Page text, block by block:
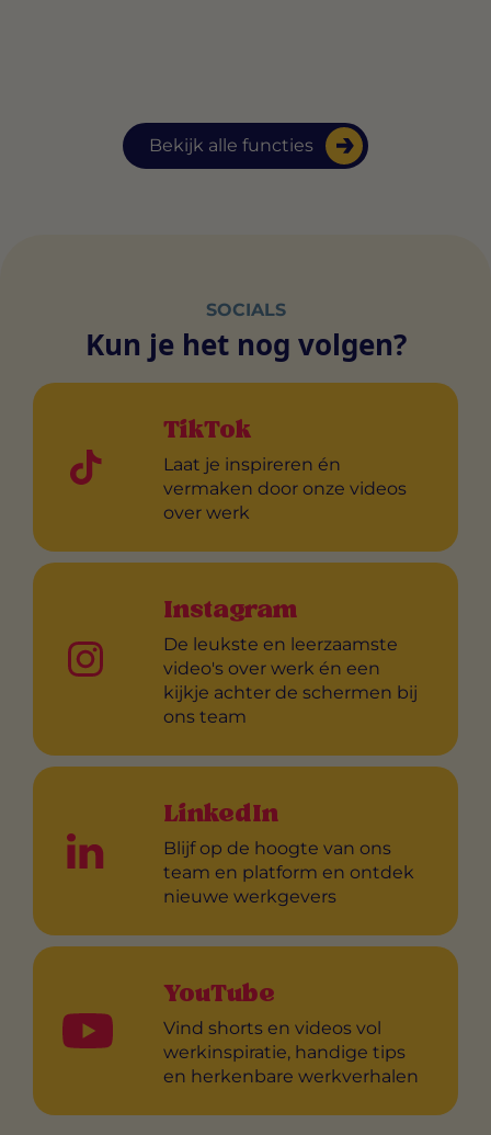
Bekijk alle functies
SOCIALS
Kun je het nog volgen?
TikTok
Laat je inspireren én
vermaken door onze videos
over werk
Instagram
De leukste en leerzaamste
video's over werk én een
kijkje achter de schermen bij
ons team
LinkedIn
Blijf op de hoogte van ons
team en platform en ontdek
nieuwe werkgevers
YouTube
Vind shorts en videos vol
werkinspiratie, handige tips
en herkenbare werkverhalen